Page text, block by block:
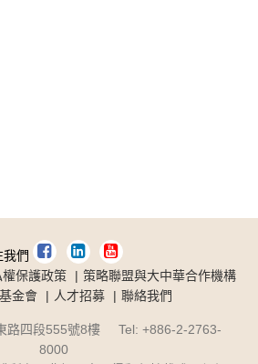
我們
權保護政策
策略聯盟與大中華合作機構
金會
人才招募 聯絡我們
路四段555號8樓 Tel: +886-2-2763-
8000